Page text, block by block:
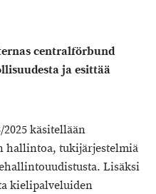
centralförbund
ja esittää
käsitellään
hallintoa, tukijärjestelmiä
Lisäksi
kielipalveluiden